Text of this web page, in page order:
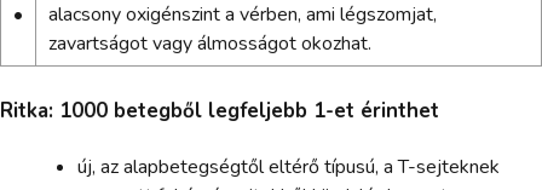
•
alacsony oxigénszint a vérben, ami légszomjat,
zavartságot vagy álmosságot okozhat.
Ritka: 1000 betegből legfeljebb 1-et érinthet
új, az alapbetegségtől eltérő típusú, a T-sejteknek